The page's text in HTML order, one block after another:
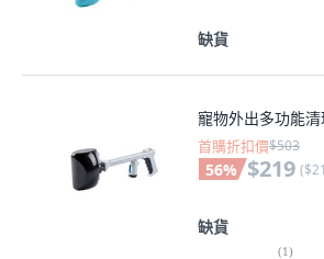
缺貨
寵物外出多功能
首購折扣價$503
56% $219 (
缺貨
(1)